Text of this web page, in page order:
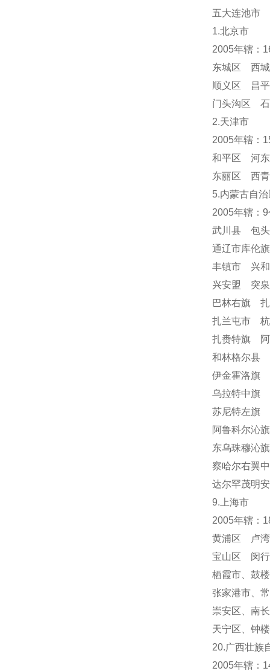
五大连池市
1.北京市
2005年辖：
东城区 西
顺义区 昌
门头沟区
2.天津市
2005年辖：
和平区 河
东丽区 西
5.内蒙古自治
2005年辖：
武川县 包
通辽市库
丰镇市 兴
兴安盟 突
巴林右旗
扎兰屯市
扎赉特旗
和林格尔县
伊金霍洛旗
乌拉特中旗
苏尼特左旗
阿鲁科尔沁
东乌珠穆沁
察哈尔右翼
达尔罕茂明
9.上海市
2005年辖：
黄浦区 卢
宝山区 闵
栖霞市、 鼓
张家港市、
崇安区、南
天宁区
钟
20.广西壮族
2005年辖：